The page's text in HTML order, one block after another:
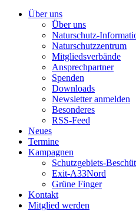
Über uns
Über uns
Naturschutz-
Naturschutzzentrum
Mitgliedsverbände
Ansprechpartner
Spenden
Downloads
Newsletter anmelden
Besonderes
RSS-Feed
Neues
Termine
Kampagnen
Schutzgebiets-
Exit-A33Nord
Grüne Finger
Kontakt
Mitglied werden